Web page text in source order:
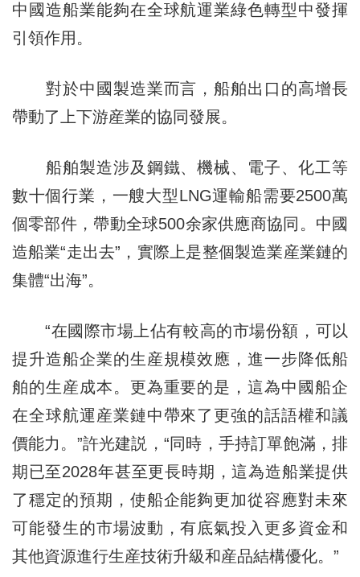
中國造船業能夠在全球航運業綠色轉型中發揮
引領作用。
對於中國製造業而言，船舶出口的高增長
帶動了上下游産業的協同發展。
船舶製造涉及鋼鐵、機械、電子、化工等
數十個行業，一艘大型LNG運輸船需要2500萬
個零部件，帶動全球500余家供應商協同。中國
造船業“走出去”，實際上是整個製造業産業鏈的
集體“出海”。
“在國際市場上佔有較高的市場份額，可以
提升造船企業的生産規模效應，進一步降低船
舶的生産成本。更為重要的是，這為中國船企
在全球航運産業鏈中帶來了更強的話語權和議
價能力。”許光建説，“同時，手持訂單飽滿，排
期已至2028年甚至更長時期，這為造船業提供
了穩定的預期，使船企能夠更加從容應對未來
可能發生的市場波動，有底氣投入更多資金和
其他資源進行生産技術升級和産品結構優化。”